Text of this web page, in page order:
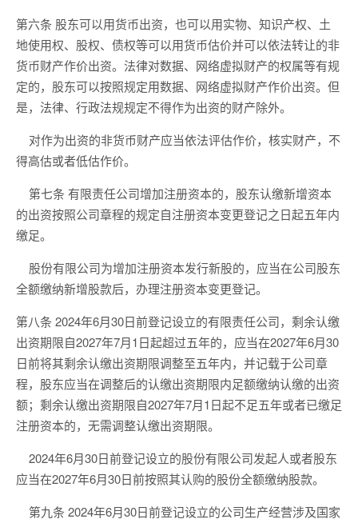
第六条 股东可以用货币出资，也可以用实物、知识产权、土
地使用权、股权、债权等可以用货币估价并可以依法转让的非
货币财产作价出资。法律对数据、网络虚拟财产的权属等有规
定的，股东可以按照规定用数据、网络虚拟财产作价出资。但
是， 法律、行政法规规定不得作为出资的财产除外。
对作为出资的非货币财产应当依法评估作价，核实财产，不
得高估或者低估作价。
第七条有限责任公司增加注册资本的，股东认缴新增资本
的出资按照公司章程的规定自注册资本变更登记之日起五年内
缴足。
股份有限公司为增加注册资本发行新股的，应当在公司股东
全额缴纳新增股款后，办理注册资本变更登记。
第八条2024年6月30日前登记设立的有限责任公司，剩余认缴
出资期限自2027年7月1日起超过五年的，应当在2027年6月30
日前将其剩余认缴出资期限调整至五年内，并记载于公司章
程，股东应当在调整后的认缴出资期限内足额缴纳认缴的出资
额；剩余认缴出资期限自2027年7月1日起不足五年或者已缴足
注册资本的，无需调整认缴出资期限。
2024年6月30日前登记设立的股份有限公司发起人或者股东
应当在2027年6月30日前按照其认购的股份全额缴纳股款。
第九条2024年6月30日前登记设立的公司生产经营涉及国家